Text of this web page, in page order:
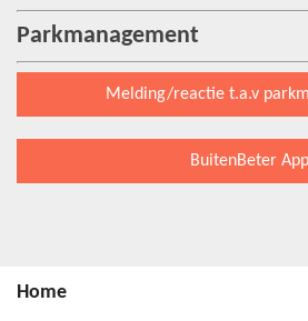
Parkmanagement
Melding/reactie t.a.v
BuitenBeter App
Home